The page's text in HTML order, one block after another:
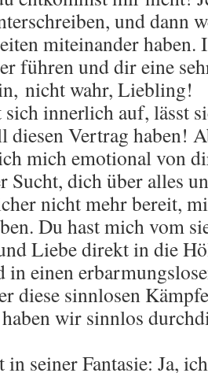
und dann
miteinander haben.
führen und dir eine
nicht wahr, Liebling!
innerlich auf, lässt
diesen Vertrag haben!
mich emotional von
Sucht, dich über alles
nicht mehr bereit,
Du hast mich vom
Liebe direkt in die
in einen
diese sinnlosen
haben wir sinnlos
in seiner Fantasie: Ja,